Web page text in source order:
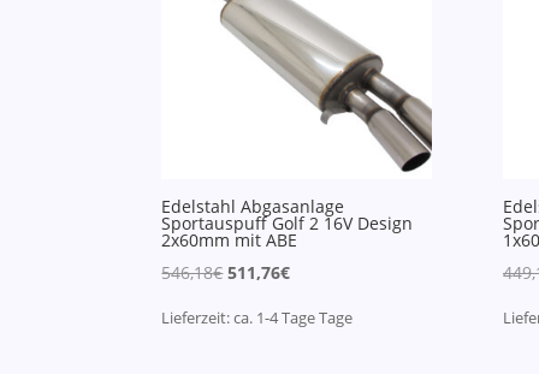
Edelstahl Abgasanlage
Sportauspuff Golf 2 16V Design
2x60mm mit ABE
546,18€Ursprünglicher
511,76€Aktueller
ist:
Lieferzeit:ca. 1-4 TageTage